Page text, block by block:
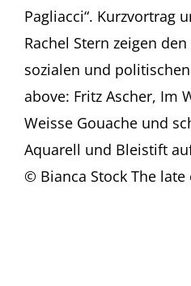
Pagliacci“. Kurzvortrag
Rachel Stern zeigen
sozialen und
above: Fritz Ascher, Im
Weisse Gouache und
Aquarell und Bleistift
© Bianca Stock The